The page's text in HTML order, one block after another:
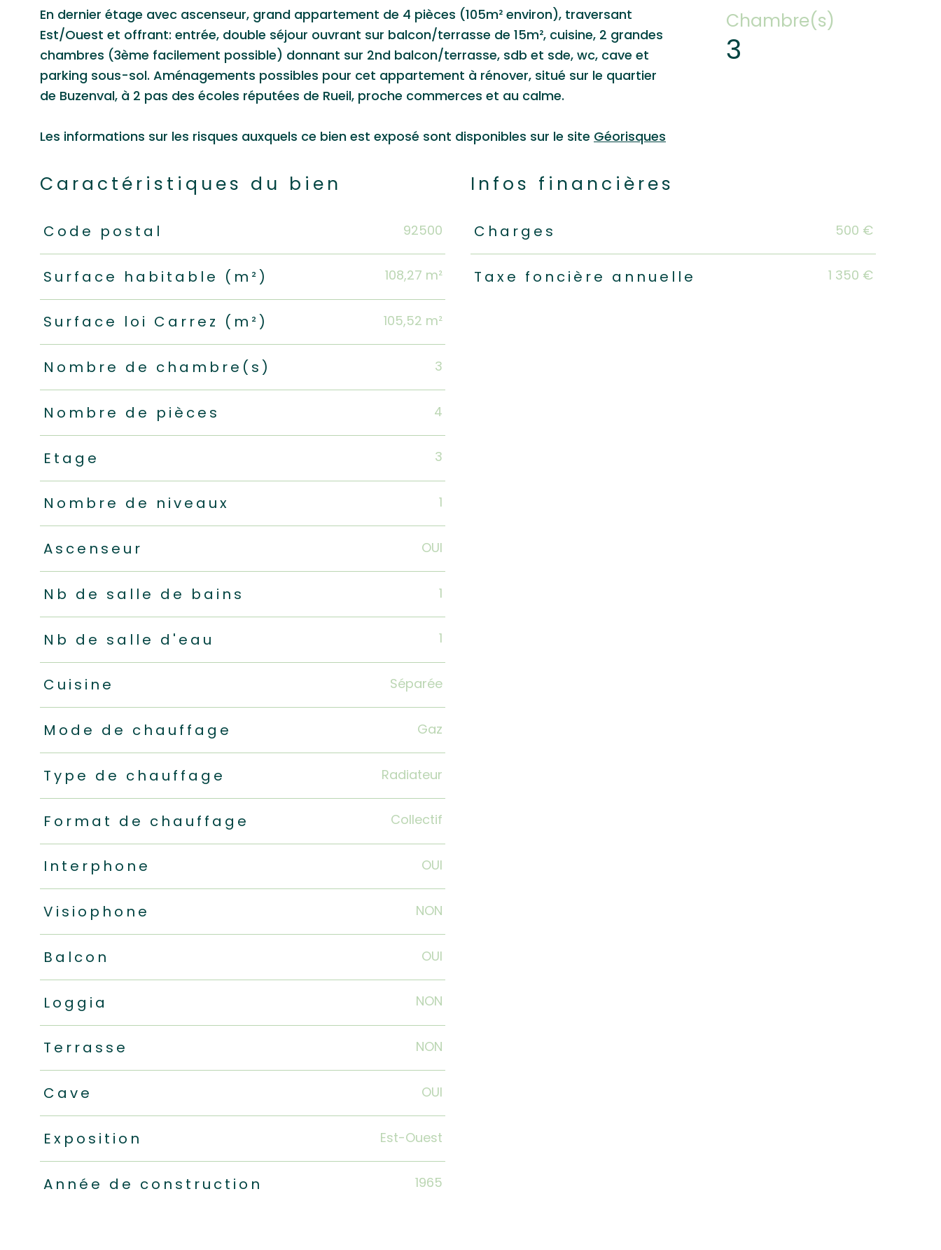
En dernier étage avec ascenseur, grand appartement de 4 pièces (105m² environ), traversant
Est/Ouest et offrant: entrée, double séjour ouvrant sur balcon/terrasse de 15m², cuisine, 2 grandes
chambres (3ème facilement possible) donnant sur 2nd balcon/terrasse, sdb et sde, wc, cave et
parking sous-sol. Aménagements possibles pour cet appartement à rénover, situé sur le quartier
de Buzenval, à 2 pas des écoles réputées de Rueil, proche commerces et au calme.
Les informations sur les risques auxquels ce bien est exposé sont disponibles sur le site Géorisques
Chambre(s)
3
Caractéristiques du bien
Caractéristiques Valeurs
Code postal 92500
Surface habitable (m²) 108,27 m²
Surface loi Carrez (m²) 105,52 m²
Nombre de chambre(s) 3
Nombre de pièces 4
Etage 3
Nombre de niveaux 1
Ascenseur OUI
Nb de salle de bains 1
Nb de salle d'eau 1
Cuisine Séparée
Mode de chauffage Gaz
Type de chauffage Radiateur
Format de chauffage Collectif
Interphone OUI
Visiophone NON
Balcon OUI
Loggia NON
Terrasse NON
Cave OUI
Exposition Est-Ouest
Année de construction 1965
Infos financières
Caractéristiques
Charges 500 €
Taxe foncière annuelle 1 350 €